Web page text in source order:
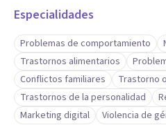
Especialidades
Problemas de comportamiento
Trastornos alimentarios
Conflictos familiares
Trastorno
Trastornos de la personalidad
Marketing digital
Violencia de